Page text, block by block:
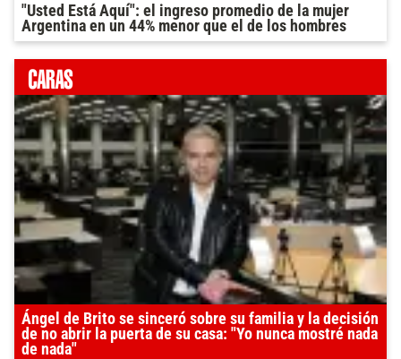
"Usted Está Aquí": el ingreso promedio de la mujer
Argentina en un 44% menor que el de los hombres
Ángel de Brito se sinceró sobre su familia y la decisión
de no abrir la puerta de su casa: "Yo nunca mostré nada
de nada"